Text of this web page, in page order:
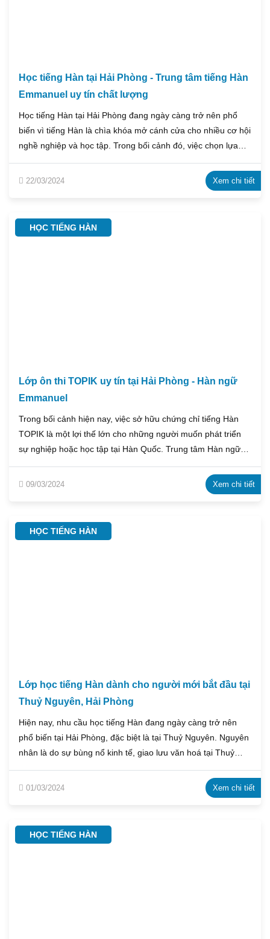
Học tiếng Hàn tại Hải Phòng - Trung tâm tiếng Hàn
Emmanuel uy tín chất lượng
Học tiếng Hàn tại Hải Phòng đang ngày càng trở nên phổ
biến vì tiếng Hàn là chìa khóa mở cánh cửa cho nhiều cơ hội
nghề nghiệp và học tập. Trong bối cảnh đó, việc chọn lựa
trọng hàng đầu. Trung tâm tiếng Hàn Emmanuel Hải Phòng
chính là sự lựa chọn hoàn hảo cho những người mong muốn
22/03/2024 Xem chi tiết
HỌC TIẾNG HÀN
Lớp ôn thi TOPIK uy tín tại Hải Phòng - Hàn ngữ
Emmanuel
Trong bối cảnh hiện nay, việc sở hữu chứng chỉ tiếng Hàn
TOPIK là một lợi thế lớn cho những người muốn phát triển
sự nghiệp hoặc học tập tại Hàn Quốc. Trung tâm Hàn ngữ
nhằm hỗ trợ học viên chuẩn bị một cách hiệu quả và đạt kết
09/03/2024 Xem chi tiết
HỌC TIẾNG HÀN
Lớp học tiếng Hàn dành cho người mới bắt đầu tại
Thuỷ Nguyên, Hải Phòng
Hiện nay, nhu cầu học tiếng Hàn đang ngày càng trở nên
phổ biến tại Hải Phòng, đặc biệt là tại Thuỷ Nguyên. Nguyên
nhân là do sự bùng nổ kinh tế, giao lưu văn hoá tại Thuỷ
hoạch lên Thành phố vào năm 2025. Để đáp ứng nhu
cầu học tiếng Hàn cho người mới bắt đầu, Emmanuel xin
Nguyên với nền tảng uy tín, chất lượng cùng đội ngũ
giáo viên có kinh nghiệm giảng dạy lâu năm.
01/03/2024 Xem chi tiết
HỌC TIẾNG HÀN